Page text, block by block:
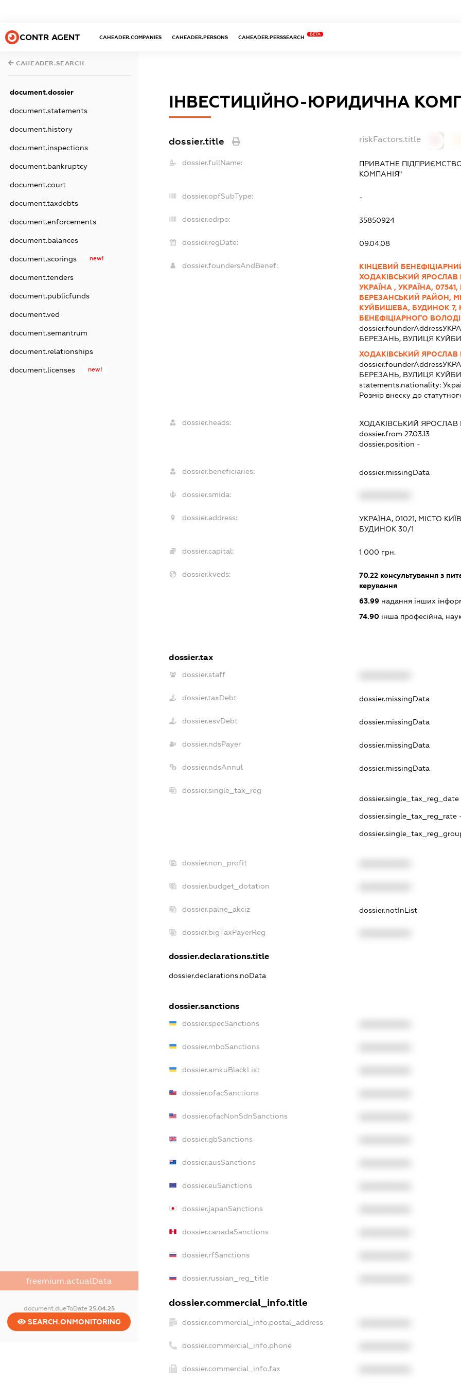
CONTR AGENT CAHEADER.COMPANIES CAHEADER.PERSONS CAHEADER.PERSSEARCH
BETA
CAHEADER.SEARCH
document.dossier
document.statements
document.history
document.inspections
document.bankruptcy
document.court
document.taxdebts
document.enforcements
document.balances
document.scorings new!
document.tenders
document.publicfunds
document.ved
document.semantrum
document.relationships
document.licenses new!
freemium.actualData
document.dueToDate 25.04.25
SEARCH.ONMONITORING
ІНВЕСТИЦІЙНО-ЮРИДИЧНА
dossier.title riskFactors.title
dossier.fullName:
ПРИВАТНЕ
КОМПАНІЯ"
dossier.opfSubType: -
dossier.edrpo: 35850924
dossier.regDate: 09.04.08
dossier.foundersAndBenef:
КІНЦЕВИЙ
ХОДАКІВСЬКИЙ ЯРОСЛАВ
УКРАЇНА , УКРАЇНА,
БЕРЕЗАНСЬКИЙ РАЙОН,
КУЙБИШЕВА, БУДИНОК 7,
БЕНЕФІЦІАРНОГО
dossier.founderAddress
БЕРЕЗАНЬ, ВУЛИЦЯ
ХОДАКІВСЬКИЙ ЯРОСЛАВ
dossier.founderAddress
БЕРЕЗАНЬ, ВУЛИЦЯ
statements.nationality:
Розмір внеску до
dossier.heads: ХОДАКІВСЬКИЙ ЯРОСЛАВ
dossier.from 27.03.13
dossier.position -
dossier.beneficiaries: dossier.missingData
dossier.smida:
dossier.address:
УКРАЇНА, 01021, МІСТО
БУДИНОК 30/1
dossier.capital: 1 000 грн.
dossier.kveds: 70.22 консультування з
керування
63.99 надання інших
74.90 інша професійна,
dossier.tax
dossier.staff
dossier.taxDebt dossier.missingData
dossier.esvDebt dossier.missingData
dossier.ndsPayer dossier.missingData
dossier.ndsAnnul dossier.missingData
dossier.single_tax_reg
dossier.single_tax_reg_date -
dossier.single_tax_reg_rate
dossier.non_profit
dossier.budget_dotation
dossier.palne_akciz dossier.notInList
dossier.bigTaxPayerReg
dossier.declarations.title
dossier.declarations.noData
dossier.sanctions
dossier.specSanctions
dossier.rnboSanctions
dossier.amkuBlackList
dossier.ofacSanctions
dossier.ofacNonSdnSanctions
dossier.gbSanctions
dossier.ausSanctions
dossier.euSanctions
dossier.japanSanctions
dossier.canadaSanctions
dossier.rfSanctions
dossier.russian_reg_title
dossier.commercial_info.title
dossier.commercial_info.postal_address
dossier.commercial_info.phone
dossier.commercial_info.fax